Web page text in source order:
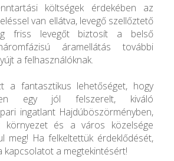
költségek érdekében az
van ellátva, levegő szellőztető
friss levegőt biztosít a belső
áramellátás további
a felhasználóknak.
a fantasztikus lehetőséget, hogy
egy jól felszerelt, kiváló
ingatlant Hajdúböszörményben,
és a város közelsége
meg! Ha felkeltettük érdeklődését,
kapcsolatot a megtekintésért!